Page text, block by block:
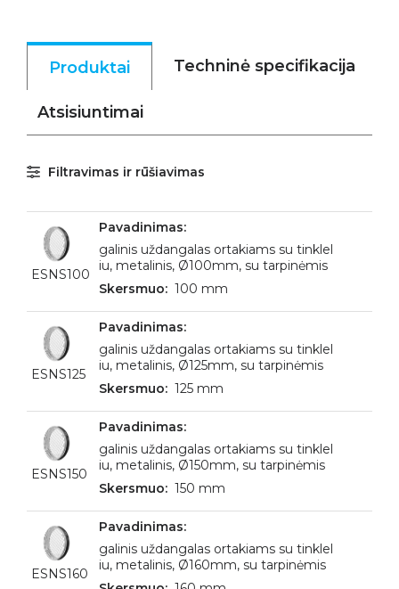
Produktai Techninė specifikacija
Atsisiuntimai
Filtravimas ir rūšiavimas
ESNS100
galinis uždangalas ortakiams su tinklel
iu, metalinis, Ø100mm, su tarpinėmis
100 mm
ESNS125
galinis uždangalas ortakiams su tinklel
iu, metalinis, Ø125mm, su tarpinėmis
125 mm
ESNS150
galinis uždangalas ortakiams su tinklel
iu, metalinis, Ø150mm, su tarpinėmis
150 mm
ESNS160
galinis uždangalas ortakiams su tinklel
iu, metalinis, Ø160mm, su tarpinėmis